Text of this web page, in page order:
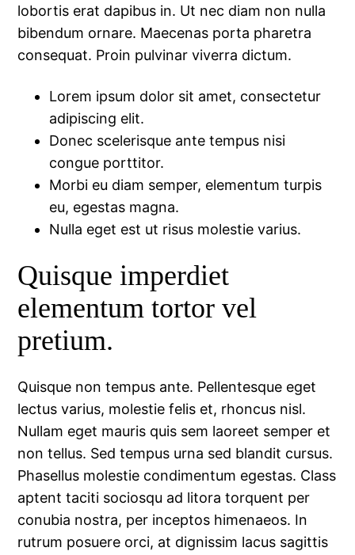
lobortis erat dapibus in. Ut nec diam non nulla
bibendum ornare. Maecenas porta pharetra
consequat. Proin pulvinar viverra dictum.
Lorem ipsum dolor sit amet, consectetur
adipiscing elit.
Donec scelerisque ante tempus nisi
congue porttitor.
Morbi eu diam semper, elementum turpis
eu, egestas magna.
Nulla eget est ut risus molestie varius.
Quisque imperdiet
elementum tortor vel
pretium.
Quisque non tempus ante. Pellentesque eget
lectus varius, molestie felis et, rhoncus nisl.
Nullam eget mauris quis sem laoreet semper et
non tellus. Sed tempus urna sed blandit cursus.
Phasellus molestie condimentum egestas. Class
aptent taciti sociosqu ad litora torquent per
conubia nostra, per inceptos himenaeos. In
rutrum posuere orci, at dignissim lacus sagittis